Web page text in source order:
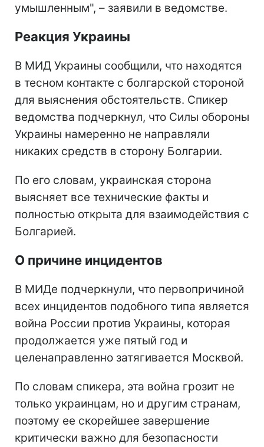
умышленным", – заявили в ведомстве.
Реакция Украины
В МИД Украины сообщили, что находятся
в тесном контакте с болгарской стороной
для выяснения обстоятельств. Спикер
ведомства подчеркнул, что Силы обороны
Украины намеренно не направляли
никаких средств в сторону Болгарии.
По его словам, украинская сторона
выясняет все технические факты и
полностью открыта для взаимодействия с
Болгарией.
О причине инцидентов
В МИДе подчеркнули, что первопричиной
всех инцидентов подобного типа является
война России против Украины, которая
продолжается уже пятый год и
целенаправленно затягивается Москвой.
По словам спикера, эта война грозит не
только украинцам, но и другим странам,
поэтому ее скорейшее завершение
критически важно для безопасности